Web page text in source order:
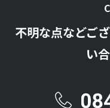
不明な点などご
い